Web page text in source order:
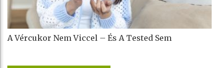
A Vércukor Nem Viccel – És A Tested Sem